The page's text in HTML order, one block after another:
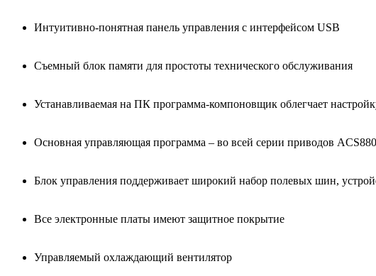
Интуитивно-понятная панель управления с интерфейсом USB
Съемный блок памяти для простоты технического обслуживания
Устанавливаемая на ПК программа-компоновщик облегчает
Основная управляющая программа – во всей серии приводов
Блок управления поддерживает широкий набор полевых шин,
Все электронные платы имеют защитное покрытие
Управляемый охлаждающий вентилятор